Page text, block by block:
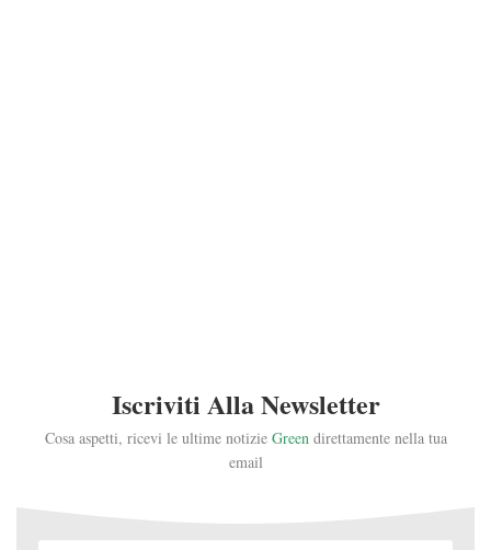
Iscriviti Alla Newsletter
Cosa aspetti, ricevi le ultime notizie Greendirettamente nella tua
email